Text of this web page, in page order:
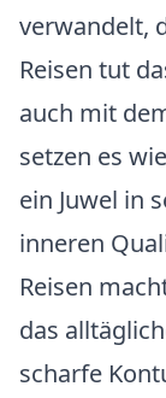
verwandelt,
Reisen tut
auch mit
setzen es
ein Juwel in
inneren
Reisen
das
scharfe